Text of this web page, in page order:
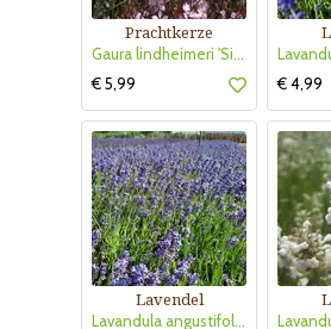
Prachtkerze
Gaura lindheimeri 'Siskiyou Pink'
€ 5,99
€ 4,99
Lavendel
Lavandula angustifolia 'Thumbelina Leigh'